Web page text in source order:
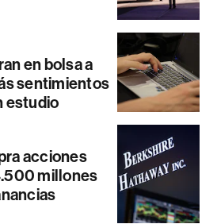
en bolsa a
sentimientos
estudio
acciones
millones